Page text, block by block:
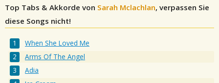
Top Tabs & Akkorde von Sarah Mclachlan, verpassen Sie
diese Songs nicht!
When She Loved Me
Arms Of The Angel
Adia